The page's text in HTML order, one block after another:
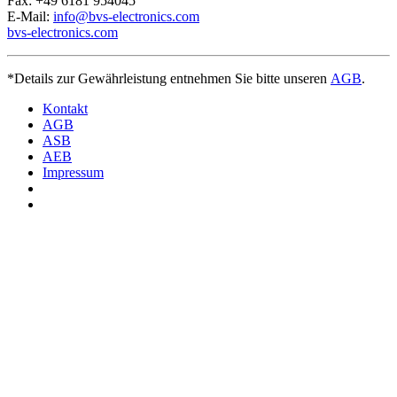
E-Mail: info@bvs-electronics.com
bvs-electronics.com
*Details zur Gewährleistung entnehmen Sie bitte unseren AGB.
Kontakt
AGB
ASB
AEB
Impressum